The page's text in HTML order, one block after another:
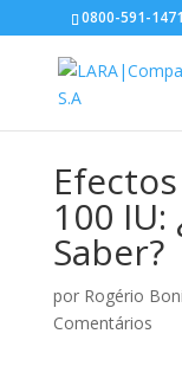
0800-591-1471
100 IU:
Saber?
por Rogério
Comentários